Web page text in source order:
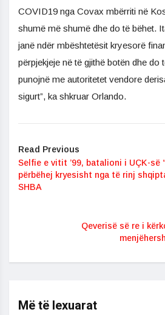
COVID19 nga Covax mbërriti në
shumë më shumë dhe do të bëhet.
janë ndër mbështetësit kryesorë
përpjekjeje në të gjithë botën dhe do
punojnë me autoritetet vendore
sigurt”, ka shkruar Orlando.
Read Previous
Selfie e vitit ’99, batalioni i UÇK-së
përbëhej kryesisht nga të rinj
SHBA
​Qeverisë së re i
Më të lexuarat